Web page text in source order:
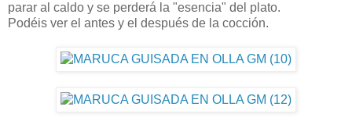
parar al caldo y se perderá la "esencia" del plato.
Podéis ver el antes y el después de la cocción.